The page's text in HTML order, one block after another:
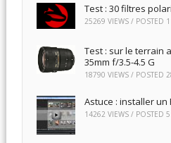
Test : 30 filtres
25269 VIEWS / POSTED
Test : sur le terrain
35mm f/3.5-4.5 G
18790 VIEWS / POSTED
Astuce : installer un
14262 VIEWS / POSTED